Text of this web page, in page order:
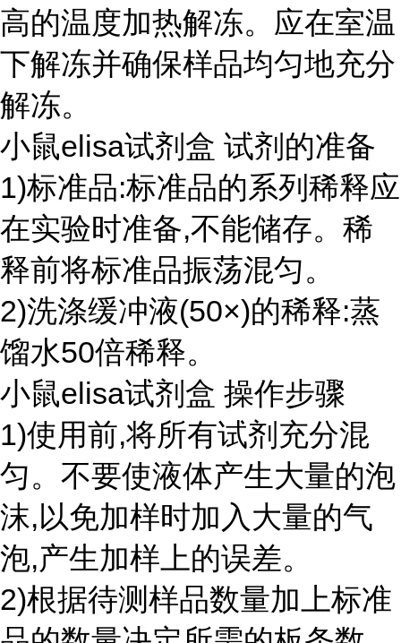
高的温度加热解冻。应在室温
下解冻并确保样品均匀地充分
解冻。
小鼠elisa试剂盒 试剂的准备
1)标准品:标准品的系列稀释应
在实验时准备,不能储存。稀
释前将标准品振荡混匀。
2)洗涤缓冲液(50×)的稀释:蒸
馏水50倍稀释。
小鼠elisa试剂盒 操作步骤
1)使用前,将所有试剂充分混
匀。不要使液体产生大量的泡
沫,以免加样时加入大量的气
泡,产生加样上的误差。
2)根据待测样品数量加上标准